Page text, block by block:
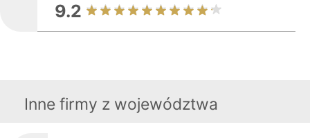
9.2
Inne firmy z województwa